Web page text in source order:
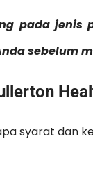
pada jenis
sebelum
syarat dan